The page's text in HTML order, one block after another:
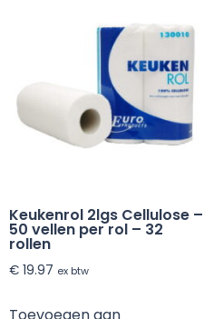
Keukenrol 2lgs Cellulose –
50 vellen per rol – 32
rollen
€19.97 ex btw
Toevoegen aan